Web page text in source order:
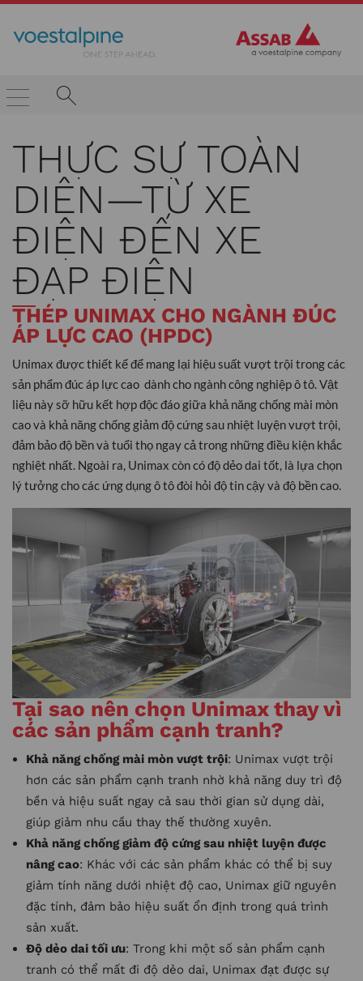
THỰC SỰ TOÀN
DIỆN—TỪ XE
ĐIỆN ĐẾN XE
ĐẠP ĐIỆN
THÉP UNIMAX CHO NGÀNH ĐÚC
ÁP LỰC CAO (HPDC)
Unimax được thiết kế để mang lại hiệu suất vượt trội trong các
sản phẩm đúc áp lực cao dành cho ngành công nghiệp ô tô. Vật
liệu này sỡ hữu kết hợp độc đáo giữa khả năng chống mài mòn
cao và khả năng chống giảm độ cứng sau nhiệt luyện vượt trội,
đảm bảo độ bền và tuổi thọ ngay cả trong những điều kiện khắc
nghiệt nhất. Ngoài ra, Unimax còn có độ dẻo dai tốt, là lựa chọn
lý tưởng cho các ứng dụng ô tô đòi hỏi độ tin cậy và độ bền cao.
Tại sao nên chọn Unimax thay vì
các sản phẩm cạnh tranh?
Khả năng chống mài mòn vượt trội: Unimax vượt trội
hơn các sản phẩm cạnh tranh nhờ khả năng duy trì độ
bền và hiệu suất ngay cả sau thời gian sử dụng dài,
giúp giảm nhu cầu thay thế thường xuyên.
Khả năng chống giảm độ cứng sau nhiệt luyện được
nâng cao: Khác với các sản phẩm khác có thể bị suy
giảm tính năng dưới nhiệt độ cao, Unimax giữ nguyên
đặc tính, đảm bảo hiệu suất ổn định trong quá trình
sản xuất.
Độ dẻo dai tối ưu: Trong khi một số sản phẩm cạnh
tranh có thể mất đi độ dẻo dai, Unimax đạt được sự